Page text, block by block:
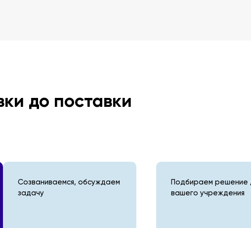
до поставки
Созваниваемся, обсуждаем
задачу
Подбираем решение
вашего учреждения